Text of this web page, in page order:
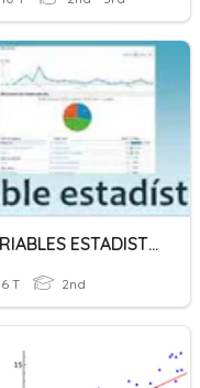
VARIABLES ESTADISTICAS
6 T 2nd